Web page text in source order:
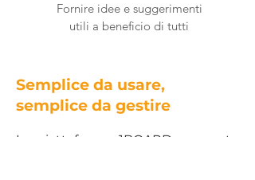
Fornire idee e suggerimenti
utili a beneficio di tutti
Semplice da usare,
semplice da gestire
La piattaforma 1BOARD consente